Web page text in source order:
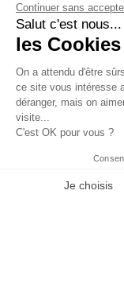
Continuer sans
Salut c'est nous...
les Cookies
On a attendu d'être
ce site vous intéresse
déranger, mais on
visite...
C'est OK pour vous ?
Je choisis